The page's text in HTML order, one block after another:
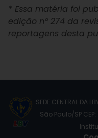
* Essa matéria foi
edição nº 274 da
reportagens desta
SEDE CENTRAL DA
São Paulo/SP CEP: